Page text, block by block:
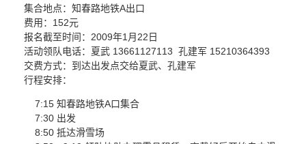
集合地点：知春路地铁A出口
费用：152元
报名截至时间：2009年1月22日
活动领队电话：夏武 13661127113 孔建军 15210364393
交费方式：到达出发点交给夏武、孔建军
行程安排：
7:15 知春路地铁A口集合
7:30 出发
8:50 抵达滑雪场